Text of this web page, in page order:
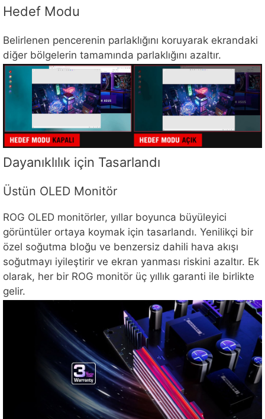
Hedef Modu
Belirlenen pencerenin parlaklığını koruyarak ekrandaki
diğer bölgelerin tamamında parlaklığını azaltır.
Dayanıklılık için Tasarlandı
Üstün OLED Monitör
ROG OLED monitörler, yıllar boyunca büyüleyici
görüntüler ortaya koymak için tasarlandı. Yenilikçi bir
özel soğutma bloğu ve benzersiz dahili hava akışı
soğutmayı iyileştirir ve ekran yanması riskini azaltır. Ek
olarak, her bir ROG monitör üç yıllık garanti ile birlikte
gelir.